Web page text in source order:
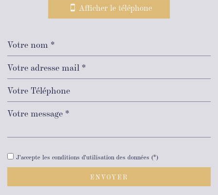
Afficher le téléphone
J'accepte les conditions d'utilisation des données (*)
ENVOYER